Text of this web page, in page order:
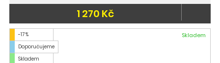
1 270 Kč
-17 %
Doporučujeme
Skladem
Skladem